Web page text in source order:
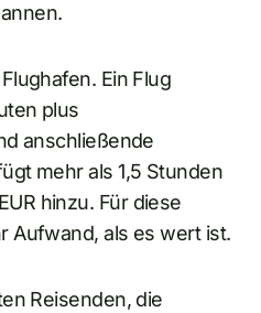
Ein Flug
plus
anschließende
mehr als 1,5 Stunden
hinzu. Für diese
Aufwand, als es wert ist.
Reisenden, die